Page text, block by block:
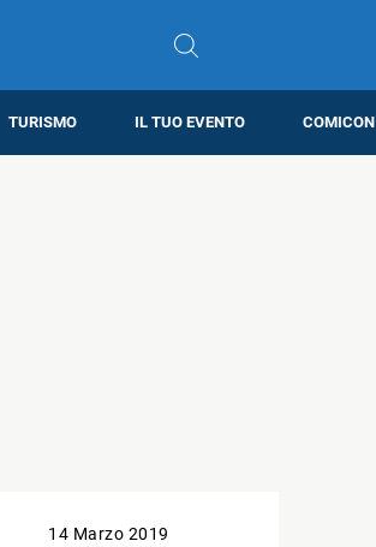
TURISMO IL TUO EVENTO COMICON
14 Marzo 2019